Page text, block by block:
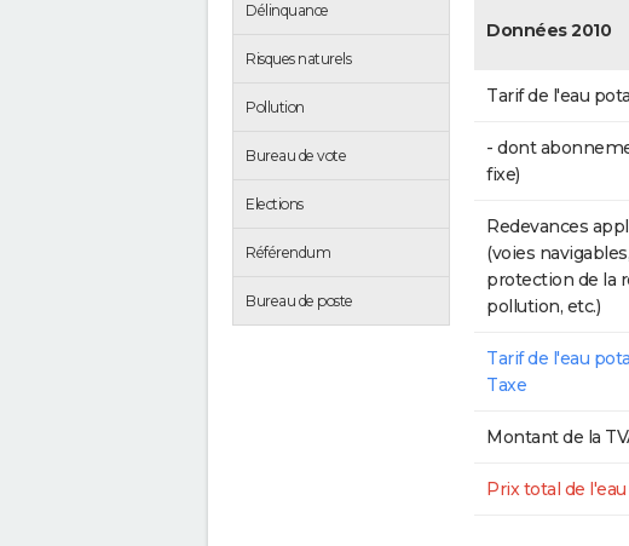
Délinquance
Risques naturels
Pollution
Bureau de vote
Elections
Référendum
Bureau de poste
Données 2010
Tarif de l'eau
- dont
fixe)
Redevances
(voies navigables,
protection de la
pollution, etc.)
Tarif de l'eau
Taxe
Montant de la
Prix total de